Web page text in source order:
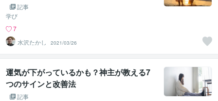
記事
学び
7
水沢たかし
2021/03/26
運気が下がっているかも？神主が教える7
つのサインと改善法
記事